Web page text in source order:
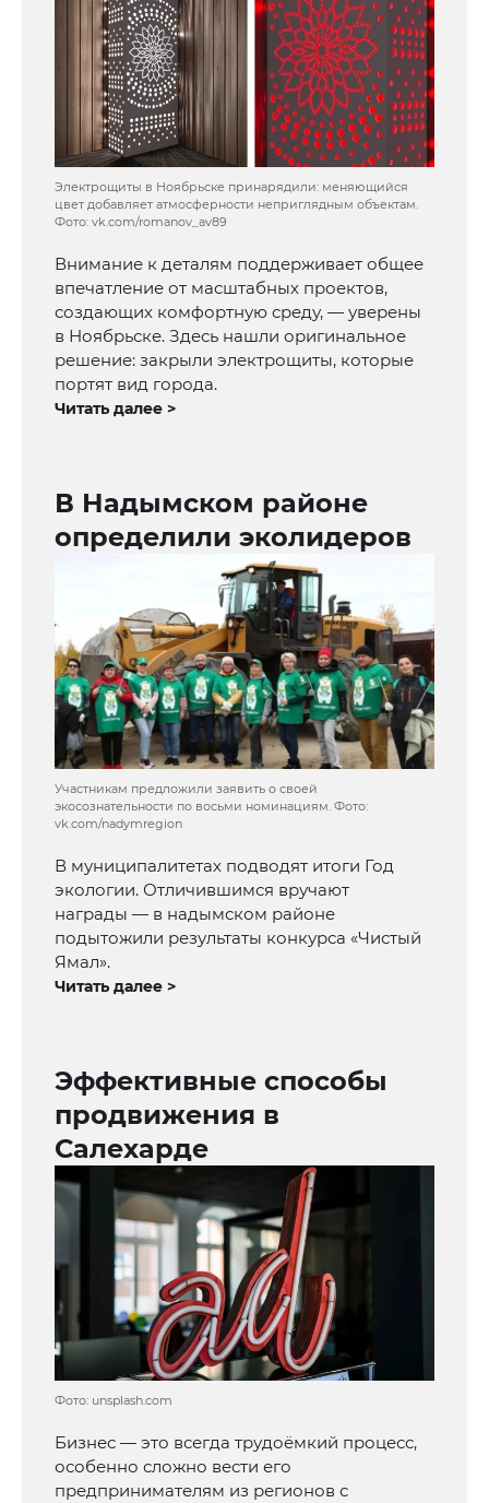
Электрощиты в Ноябрьске принарядили: меняющийся
цвет добавляет атмосферности неприглядным объектам.
Фото: vk.com/romanov_av89
Внимание к деталям поддерживает общее
впечатление от масштабных проектов,
создающих комфортную среду, — уверены
в Ноябрьске. Здесь нашли оригинальное
решение: закрыли электрощиты, которые
портят вид города.
Читать далее >
В Надымском районе
определили эколидеров
Участникам предложили заявить о своей
экосознательности по восьми номинациям. Фото:
vk.com/nadymregion
В муниципалитетах подводят итоги Год
экологии. Отличившимся вручают
награды — в надымском районе
подытожили результаты конкурса «Чистый
Ямал».
Читать далее >
Эффективные способы
продвижения в
Салехарде
Фото: unsplash.com
Бизнес — это всегда трудоёмкий процесс,
особенно сложно вести его
предпринимателям из регионов с